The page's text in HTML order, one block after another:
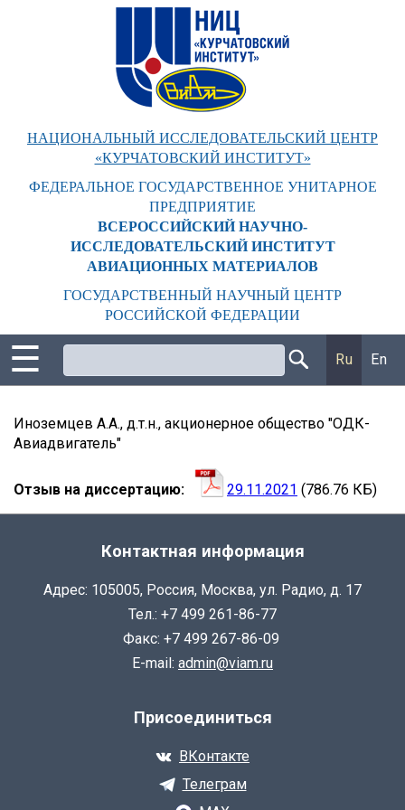
НАЦИОНАЛЬНЫЙ ИССЛЕДОВАТЕЛЬСКИЙ ЦЕНТР
«КУРЧАТОВСКИЙ ИНСТИТУТ»
ФЕДЕРАЛЬНОЕ ГОСУДАРСТВЕННОЕ УНИТАРНОЕ
ПРЕДПРИЯТИЕ
ВСЕРОССИЙСКИЙ НАУЧНО-
ИССЛЕДОВАТЕЛЬСКИЙ ИНСТИТУТ
АВИАЦИОННЫХ МАТЕРИАЛОВ
ГОСУДАРСТВЕННЫЙ НАУЧНЫЙ ЦЕНТР
РОССИЙСКОЙ ФЕДЕРАЦИИ
☰ Ru En
КОЛПАЧКОВ
ЕГОР
Иноземцев А.А., д.т.н., акционерное общество "ОДК-
Авиадвигатель"
Отзыв на диссертацию 29.11.2021 (786.76 КБ)
Контактная информация
Адрес: 105005, Россия, Москва, ул. Радио, д. 17
Тел.: +7 499 261-86-77
Факс: +7 499 267-86-09
E-mail: admin@viam.ru
Присоединиться
ВКонтакте
Телеграм